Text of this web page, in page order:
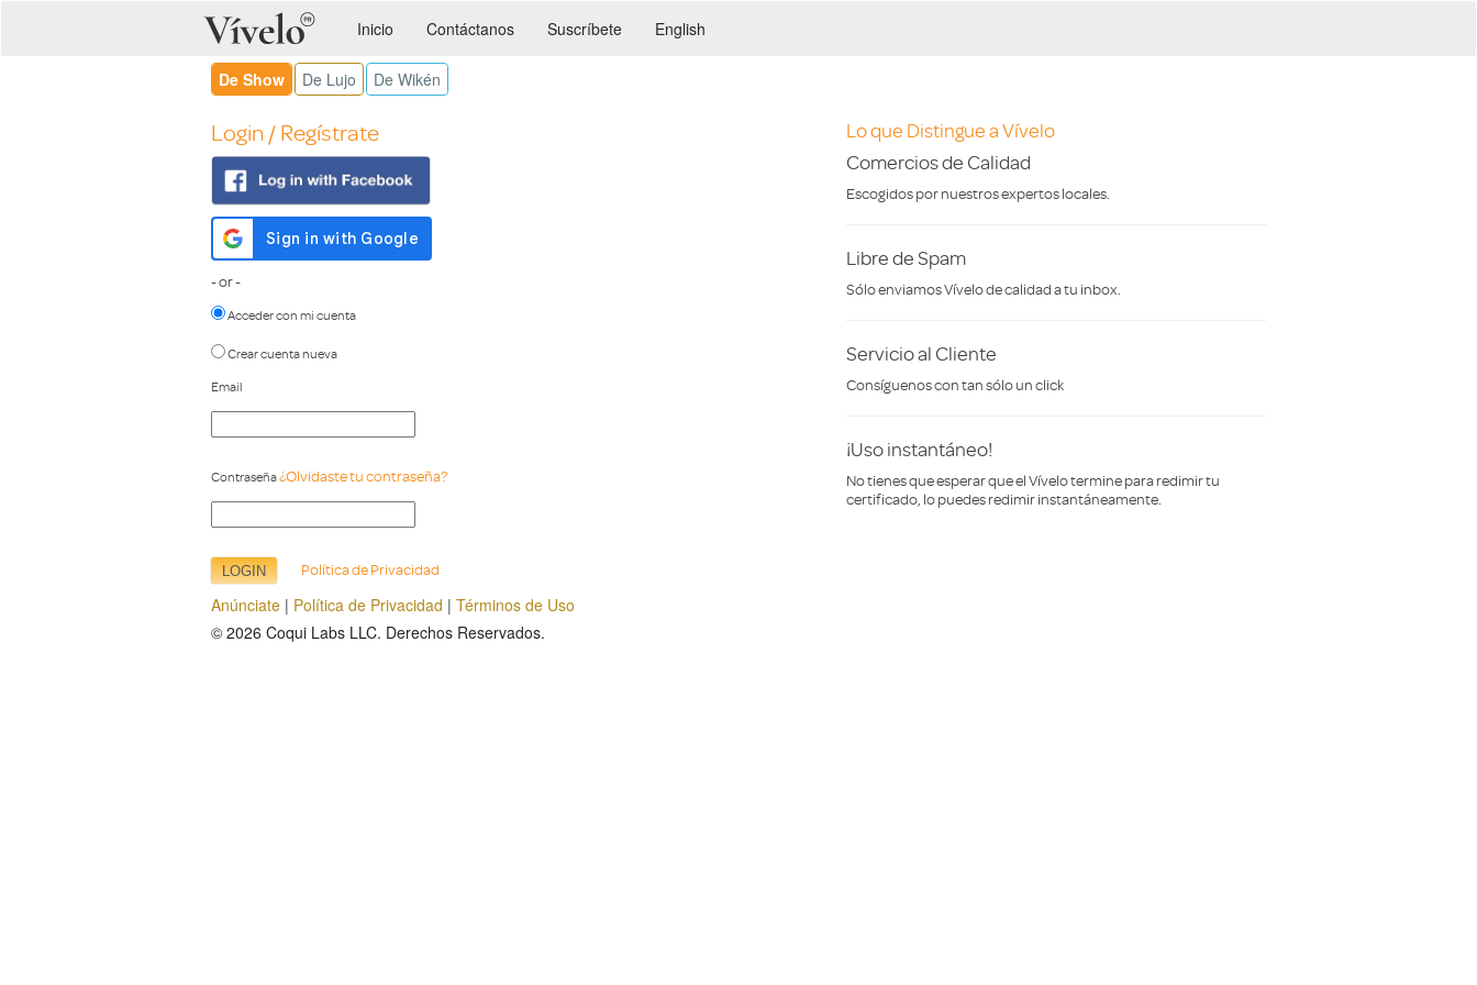
Inicio Contáctanos Suscríbete English
De Show De Lujo De Wikén
Login / Regístrate
- or -
Acceder con mi cuenta
Crear cuenta nueva
Email
Contraseña¿Olvidaste tu contraseña?
Política de Privacidad
Lo que Distingue a Vívelo
Comercios de Calidad
Escogidos por nuestros expertos locales.
Libre de Spam
Sólo enviamos Vívelo de calidad a tu inbox.
Servicio al Cliente
Consíguenos con tan sólo un click
¡Uso instantáneo!
No tienes que esperar que el Vívelo termine para redimir tu
certificado, lo puedes redimir instantáneamente.
Anúnciate | Política de Privacidad | Términos de Uso
© 2026 Coqui Labs LLC. Derechos Reservados.